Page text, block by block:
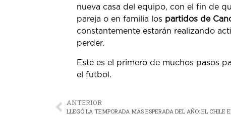
nueva casa del equipo, con el fin de
pareja o en familia los partidos de
constantemente estarán realizando
perder.
Este es el primero de muchos pasos
el futbol.
ANTERIOR
LLEGÓ LA TEMPORADA MÁS ESPERADA DEL AÑO: EL CHILE